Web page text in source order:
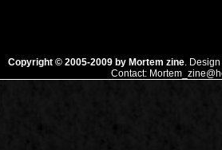
Copyright © 2005-2009 by Mortem zine.
Contact: